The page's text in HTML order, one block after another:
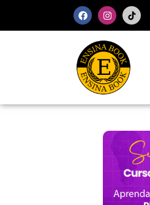
COMBOS EXCLUSIVOS PARA